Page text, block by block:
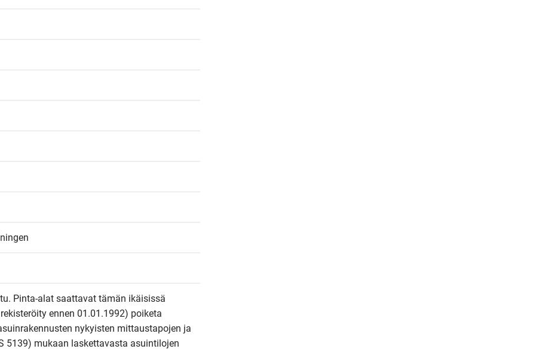
Pinta-alat saattavat tämän ikäisissä
ennen 01.01.1992) poiketa
nykyisten mittaustapojen ja
5139) mukaan laskettavasta asuintilojen